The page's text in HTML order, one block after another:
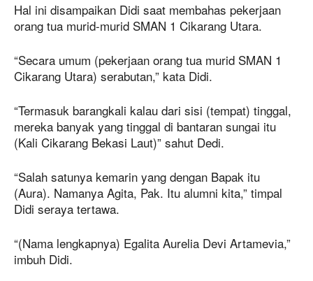
Hal ini disampaikan Didi saat membahas pekerjaan
orang tua murid-murid SMAN 1 Cikarang Utara.
“Secara umum (pekerjaan orang tua murid SMAN 1
Cikarang Utara) serabutan,” kata Didi.
“Termasuk barangkali kalau dari sisi (tempat) tinggal,
mereka banyak yang tinggal di bantaran sungai itu
(Kali Cikarang Bekasi Laut)” sahut Dedi.
“Salah satunya kemarin yang dengan Bapak itu
(Aura). Namanya Agita, Pak. Itu alumni kita,” timpal
Didi seraya tertawa.
“(Nama lengkapnya) Egalita Aurelia Devi Artamevia,”
imbuh Didi.